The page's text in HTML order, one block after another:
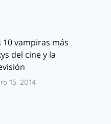
10 vampiras más
del cine y la
15, 2014